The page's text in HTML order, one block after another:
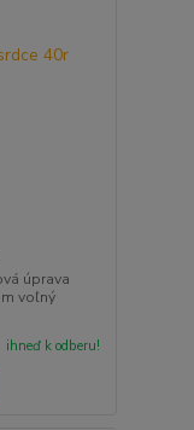
úprava
voľný
ihneď k odberu!